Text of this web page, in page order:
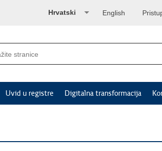
English
Hrvatski
Uvid u registre Digitalna transformacija